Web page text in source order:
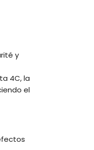
y
4C, la
el